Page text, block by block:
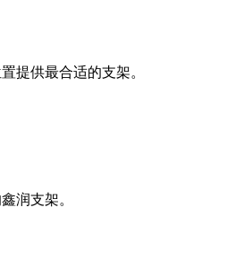
提供最合适的支架。
润支架。